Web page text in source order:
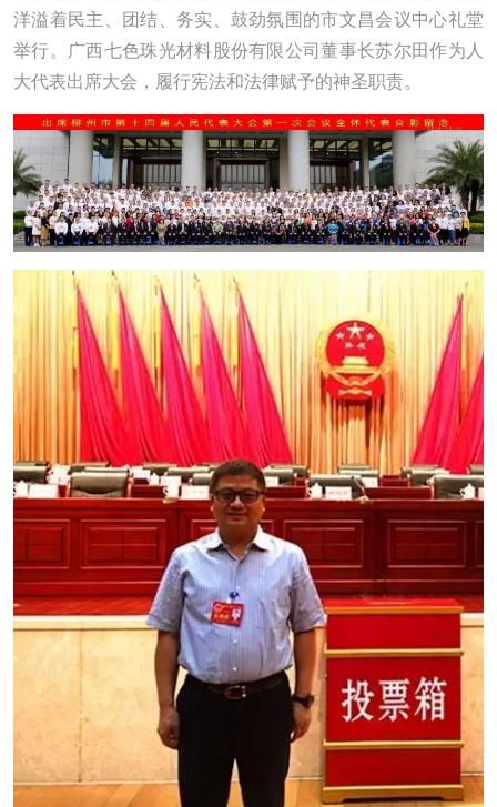
洋溢着民主、团结、务实、鼓劲氛围的市文昌会议中心礼堂
举行。广西七色珠光材料股份有限公司董事长苏尔田作为人
大代表出席大会，履行宪法和法律赋予的神圣职责。